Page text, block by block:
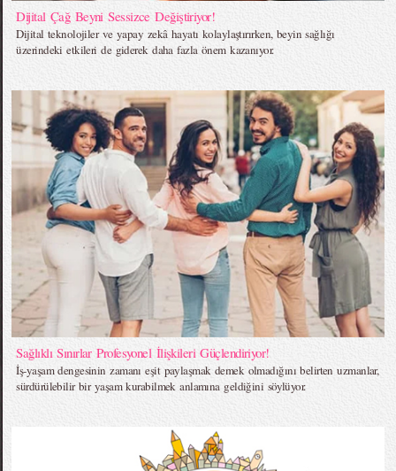
Dijital Çağ Beyni Sessizce Değiştiriyor!
Dijital teknolojiler ve yapay zekâ hayatı kolaylaştırırken, beyin sağlığı
üzerindeki etkileri de giderek daha fazla önem kazanıyor.
Sağlıklı Sınırlar Profesyonel İlişkileri Güçlendiriyor!
İş-yaşam dengesinin zamanı eşit paylaşmak demek olmadığını belirten uzmanlar,
sürdürülebilir bir yaşam kurabilmek anlamına geldiğini söylüyor.